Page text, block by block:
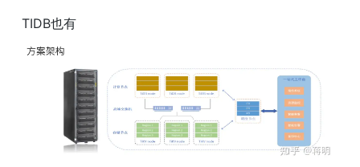
TIDB也有